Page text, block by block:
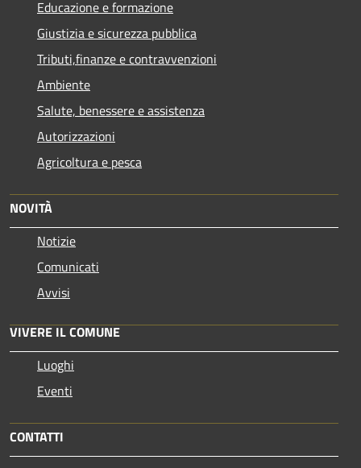
Educazione e formazione
Giustizia e sicurezza pubblica
Tributi,finanze e contravvenzioni
Ambiente
Salute, benessere e assistenza
Autorizzazioni
Agricoltura e pesca
NOVITÀ
Notizie
Comunicati
Avvisi
VIVERE IL COMUNE
Luoghi
Eventi
CONTATTI